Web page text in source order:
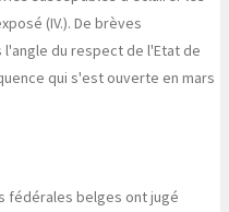
(IV.). De brèves
du respect de l'Etat de
qui s'est ouverte en mars
fédérales belges ont jugé